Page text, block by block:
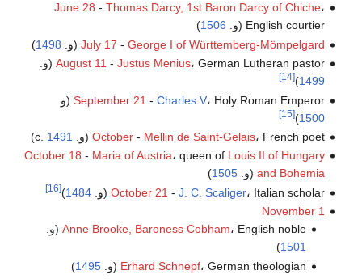
June 28 - Thomas Darcy, 1st Baron Darcy of Chiche،
English courtier (و.
1506
)
July 17 - George I of Württemberg-Mömpelgard (و. 1498
)
August 11 - Justus Menius، German Lutheran pastor (و.
1499
)
[14]
September 21 - Charles V، Holy Roman Emperor (و.
1500
)
[15]
October- Mellin de Saint-Gelais، French poet (و. c. 1491
)
October 18 - Maria of Austria، queen of Louis II of Hungary
and Bohemia (و.1505
)
October 21 - J. C. Scaliger، Italian scholar (و. 1484
)
[16]
November 1
Anne Brooke, Baroness Cobham، English noble (و.
1501
)
Erhard Schnepf، German theologian (و. 1495
)